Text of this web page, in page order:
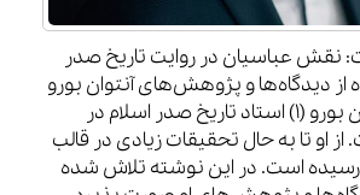
نقش عباسیان در روایت تاریخ صدر
دیدگاه‌ها و پژوهش‌های آنتوان بورو
ایمان تاجی آنتوان بورو (۱) استاد تاریخ صدر اسلام در
او تا به حال تحقیقات زیادی در قالب
رسیده است. در این نوشته تلاش شده